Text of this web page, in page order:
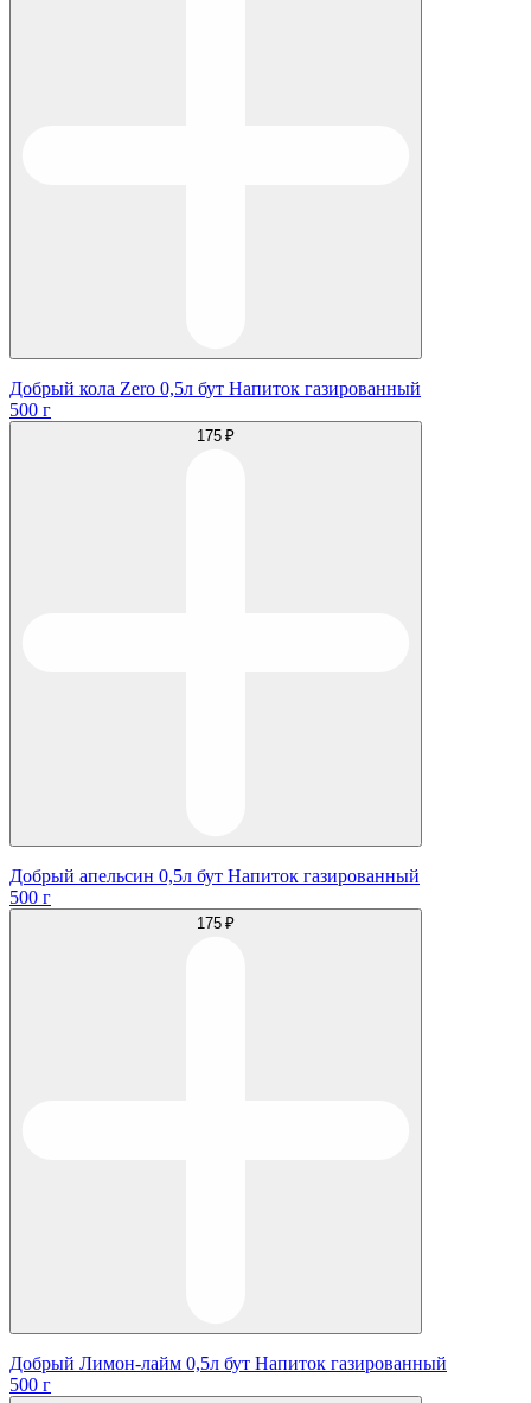
Добрый кола Zero 0,5л бут Напиток газированный
500 г
175 ₽
Добрый апельсин 0,5л бут Напиток газированный
500 г
175 ₽
Добрый Лимон-лайм 0,5л бут Напиток газированный
500 г